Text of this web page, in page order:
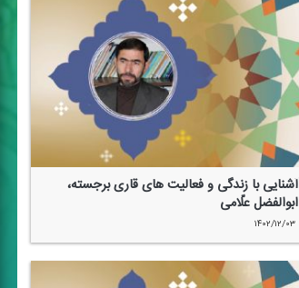
آشنایی با زندگی و فعالیت های قاری برجسته،
ابوالفضل علّامی
۱۴۰۲/۱۲/۰۳